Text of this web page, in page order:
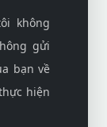
không
gửi
bạn về
hiện